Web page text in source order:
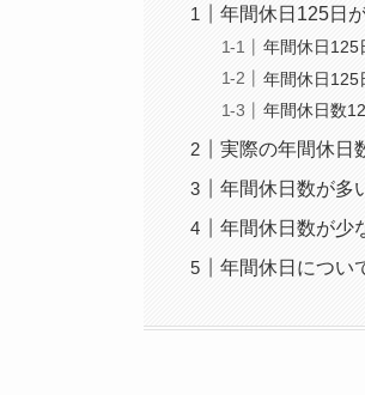
年間休日125日
年間休日125
年間休日125
年間休日数
実際の年間休日
年間休日数が多
年間休日数が少
年間休日につい